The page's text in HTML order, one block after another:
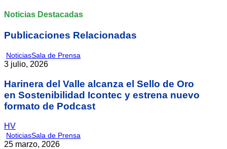
Noticias Destacadas
Publicaciones Relacionadas
NoticiasSala de Prensa
3 julio, 2026
Harinera del Valle alcanza el Sello de Oro
en Sostenibilidad Icontec y estrena nuevo
formato de Podcast
HV
NoticiasSala de Prensa
25 marzo, 2026